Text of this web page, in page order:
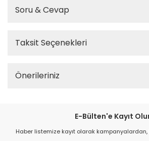
Soru & Cevap
Taksit Seçenekleri
Önerileriniz
E-Bülten'e Kayıt
Haber listemize kayıt olarak